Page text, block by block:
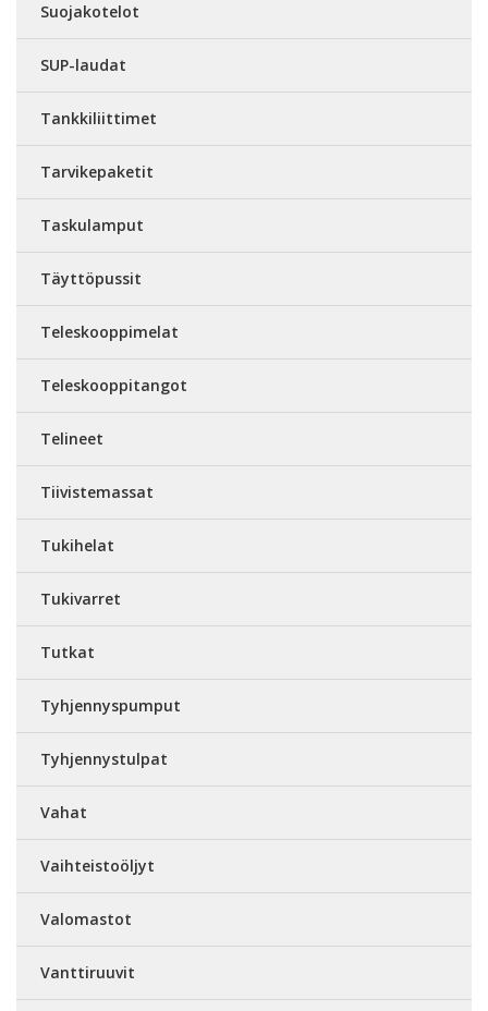
Suojakotelot
SUP-laudat
Tankkiliittimet
Tarvikepaketit
Taskulamput
Täyttöpussit
Teleskooppimelat
Teleskooppitangot
Telineet
Tiivistemassat
Tukihelat
Tukivarret
Tutkat
Tyhjennyspumput
Tyhjennystulpat
Vahat
Vaihteistoöljyt
Valomastot
Vanttiruuvit